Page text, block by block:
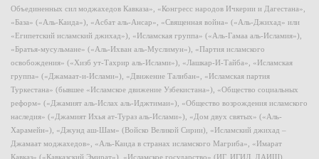
Объединенных сил моджахедов Кавказа», «Конгресс народов Ичкерии и Дагестана»,
«База» («Аль-Каида»), «Асбат аль-Ансар», «Священная война» («Аль-Джихад» или
«Египетский исламский джихад»), «Исламская группа» («Аль-Гамаа аль-Исламия»),
«Братья-мусульмане» («Аль-Ихван аль-Муслимун»), «Партия исламского
освобождения» («Хизб ут-Тахрир аль-Ислами»), «Лашкар-И-Тайба», «Исламская
группа» («Джамаат-и-Ислами»), «Движение Талибан», «Исламская партия
Туркестана» (бывшее «Исламское движение Узбекистана»), «Общество социальных
реформ» («Джамият аль-Ислах аль-Иджтимаи»), «Общество возрождения исламского
наследия» («Джамият Ихья ат-Тураз аль-Ислами»), «Дом двух святых» («Аль-
Харамейн»), «Джунд аш-Шам» (Войско Великой Сирии), «Исламский джихад –
Джамаат моджахедов», «Аль-Каида в странах исламского Магриба», «Имарат
Кавказ» («Кавказский Эмират»), «Исламское государство» (ИГ, ИГИЛ, ДАИШ),